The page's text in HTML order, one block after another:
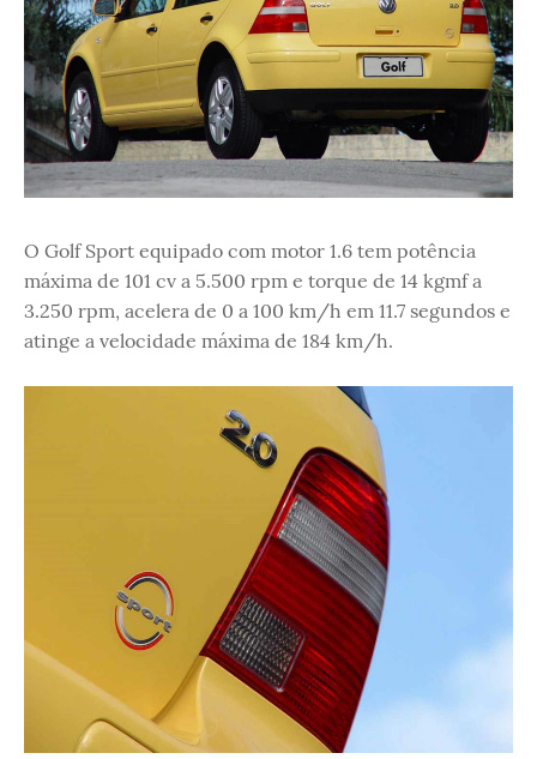
O Golf Sport equipado com motor 1.6 tem potência
máxima de 101 cv a 5.500 rpm e torque de 14 kgmf a
3.250 rpm, acelera de 0 a 100 km/h em 11.7 segundos e
atinge a velocidade máxima de 184 km/h.